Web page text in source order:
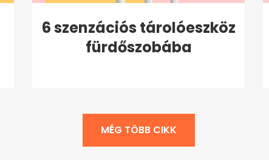
6 szenzációs tárolóeszköz
fürdőszobába
MÉG TÖBB CIKK